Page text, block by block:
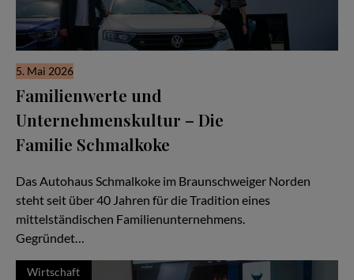
5. Mai 2026
Familienwerte und
Unternehmenskultur – Die
Familie Schmalkoke
Das Autohaus Schmalkoke im Braunschweiger Norden
steht seit über 40 Jahren für die Tradition eines
mittelständischen Familienunternehmens.
Gegründet…
Wirtschaft